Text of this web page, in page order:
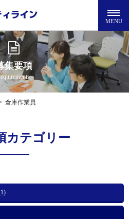
集要項
倉庫作業員
カテゴリー